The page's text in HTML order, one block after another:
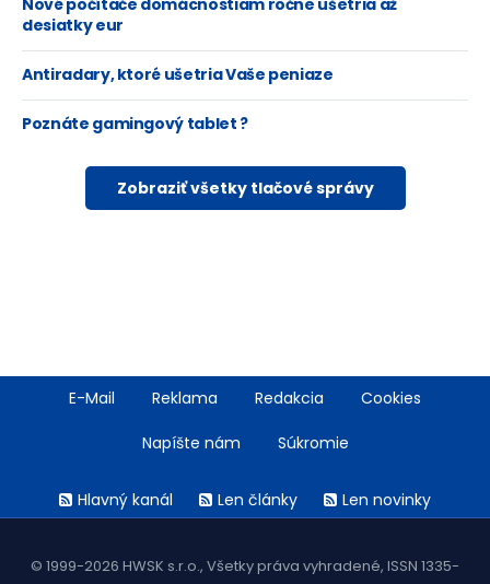
Nové počítače domácnostiam ročne ušetria až
desiatky eur
Antiradary, ktoré ušetria Vaše peniaze
Poznáte gamingový tablet ?
Zobraziť všetky tlačové správy
FooterE-Mail Reklama Redakcia Cookies
Napíšte nám Súkromie
menuHlavný kanál Len články Len novinky
© 1999-2026 HWSK s.r.o., Všetky práva vyhradené, ISSN 1335-